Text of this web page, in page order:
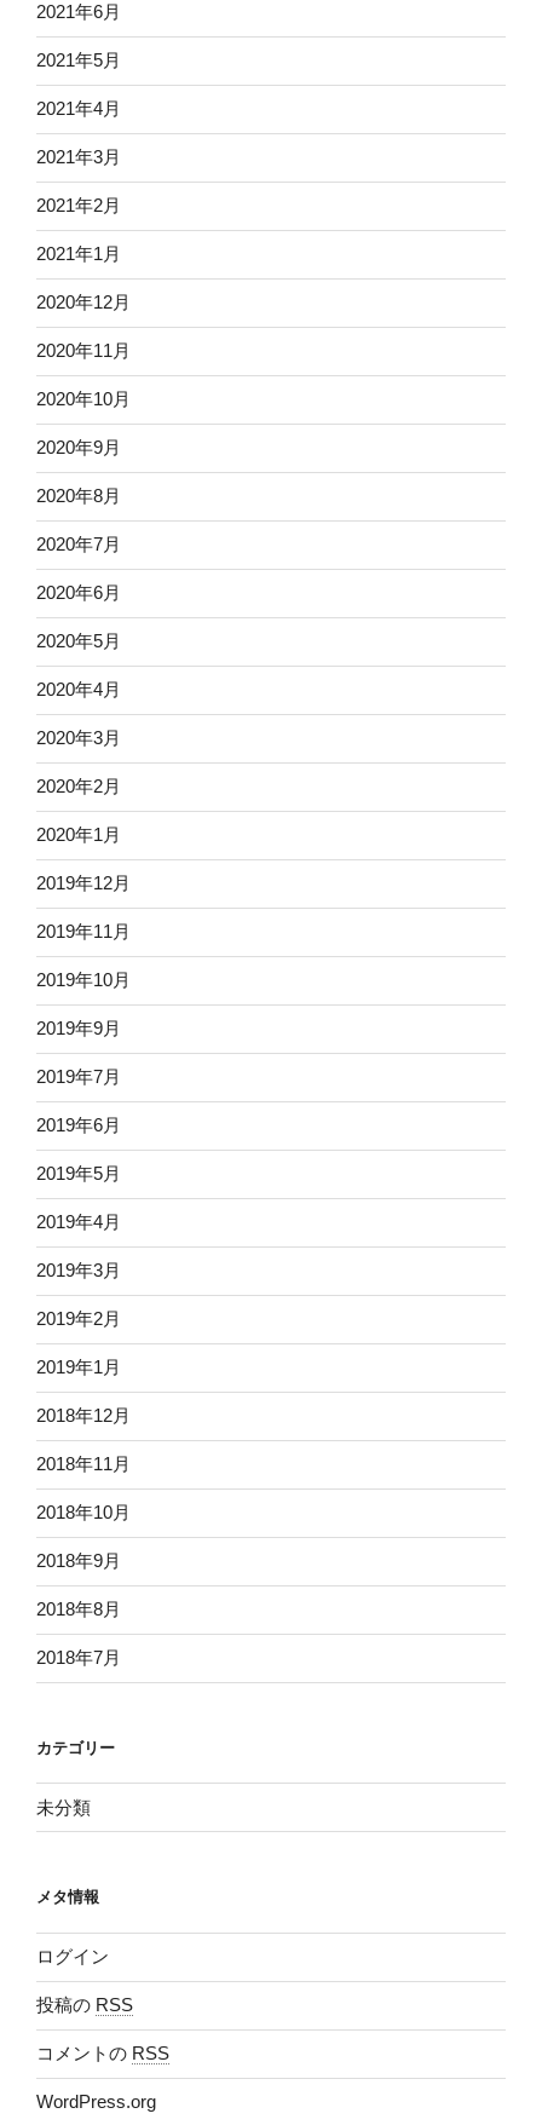
2021年6月
2021年5月
2021年4月
2021年3月
2021年2月
2021年1月
2020年12月
2020年11月
2020年10月
2020年9月
2020年8月
2020年7月
2020年6月
2020年5月
2020年4月
2020年3月
2020年2月
2020年1月
2019年12月
2019年11月
2019年10月
2019年9月
2019年7月
2019年6月
2019年5月
2019年4月
2019年3月
2019年2月
2019年1月
2018年12月
2018年11月
2018年10月
2018年9月
2018年8月
2018年7月
カテゴリー
未分類
メタ情報
ログイン
投稿の RSS
コメントの RSS
WordPress.org